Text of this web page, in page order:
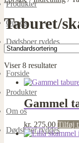
Produkter
Om os
Dødsboer ryddes
Forside
Produkter
Om os
Dødsboer ryddes
Taburet/
Viser 8 resultater
Gammel
kr. 275,00 Tilføj